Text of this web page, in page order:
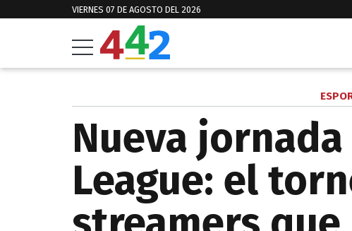
VIERNES 07 DE AGOSTO DEL 2026
Nueva
League: el